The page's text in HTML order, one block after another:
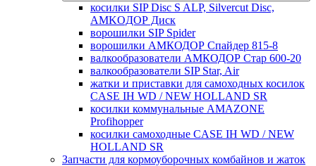
косилки SIP Disc S ALP, Silvercut Disc,
AMKOДОР Диск
ворошилки SIP Spider
ворошилки АМКОДОР Спайдер 815-8
валкообразователи АМКОДОР Стар 600-20
валкообразователи SIP Star, Air
жатки и приставки для самоходных косилок
CASE IH WD / NEW HOLLAND SR
косилки коммунальные AMAZONE
Profihopper
косилки самоходные CASE IH WD / NEW
HOLLAND SR
Запчасти для кормоуборочных комбайнов и жаток